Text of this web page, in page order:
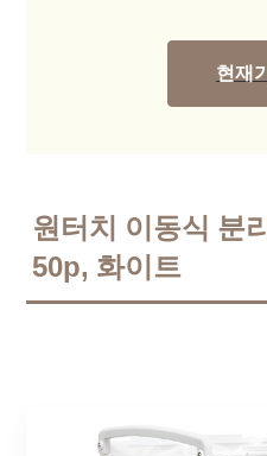
현재
원터치 이동식 분
50p, 화이트